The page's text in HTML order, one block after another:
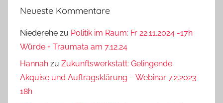
Neueste Kommentare
Niederehe zu Politik im Raum: Fr 22.11.2024 -17h
Würde + Traumata am 7.12.24
Hannah zu Zukunftswerkstatt: Gelingende
Akquise und Auftragsklärung – Webinar 7.2.2023
18h